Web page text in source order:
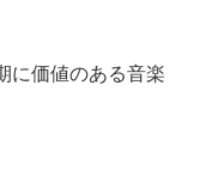
に価値のある音楽